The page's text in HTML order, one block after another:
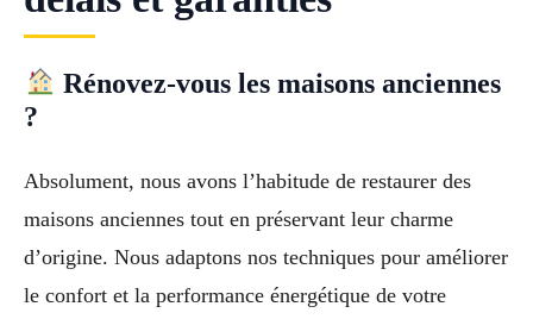
Rénovez-vous les maisons anciennes
?
Absolument, nous avons l’habitude de restaurer des
maisons anciennes tout en préservant leur charme
d’origine. Nous adaptons nos techniques pour améliorer
le confort et la performance énergétique de votre